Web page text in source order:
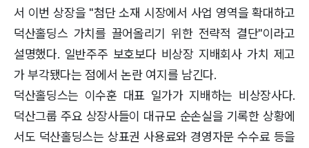
서 이번 상장을 "첨단 소재 시장에서 사업 영역을 확대하고
덕산홀딩스 가치를 끌어올리기 위한 전략적 결단"이라고
설명했다. 일반주주 보호보다 비상장 지배회사 가치 제고
가 부각됐다는 점에서 논란 여지를 남긴다.
덕산홀딩스는 이수훈 대표 일가가 지배하는 비상장사다.
덕산그룹 주요 상장사들이 대규모 순손실을 기록한 상황에
서도 덕산홀딩스는 상표권 사용료와 경영자문 수수료 등을